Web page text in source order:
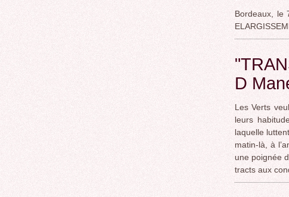
Bordeaux, le
D
Les Verts
leurs
laquelle
matin-là, à
une poignée
tracts aux